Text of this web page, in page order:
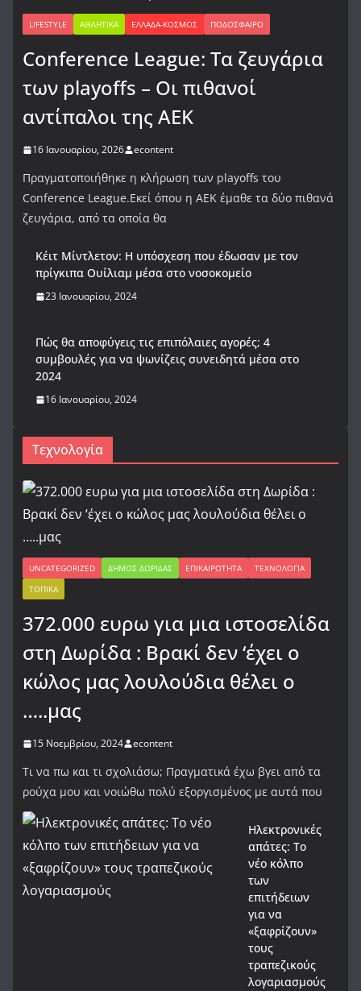
LIFESTYLE ΑΘΛΗΤΙΚΆ ΕΛΛΆΔΑ-ΚΌΣΜΟΣ ΠΟΔΌΣΦΑΙΡΟ
Conference League: Τα ζευγάρια
των playoffs – Οι πιθανοί
αντίπαλοι της ΑΕΚ
16 Ιανουαρίου, 2026 econtent
Πραγματοποιήθηκε η κλήρωση των playoffs του
Conference League.Εκεί όπου η ΑΕΚ έμαθε τα δύο πιθανά
ζευγάρια, από τα οποία θα
Κέιτ Μίντλετον: Η υπόσχεση που έδωσαν με τον
πρίγκιπα Ουίλιαμ μέσα στο νοσοκομείο
23 Ιανουαρίου, 2024
Πώς θα αποφύγεις τις επιπόλαιες αγορές; 4
συμβουλές για να ψωνίζεις συνειδητά μέσα στο
2024
16 Ιανουαρίου, 2024
Τεχνολογία
UNCATEGORIZED ΔΉΜΟΣ ΔΩΡΊΔΑΣ ΕΠΙΚΑΙΡΌΤΗΤΑ
ΤΕΧΝΟΛΟΓΊΑ
ΤΟΠΙΚΆ
372.000 ευρω για μια ιστοσελίδα
στη Δωρίδα : Βρακί δεν ‘έχει ο
κώλος μας λουλούδια θέλει ο
…..μας
15 Νοεμβρίου, 2024 econtent
Τι να πω και τι σχολιάσω; Πραγματικά έχω βγει από τα
ρούχα μου και νοιώθω πολύ εξοργισμένος με αυτά που
Ηλεκτρονικές
απάτες: Το
νέο κόλπο
των
επιτήδειων
για να
«ξαφρίζουν»
τους
τραπεζικούς
λογαριασμούς